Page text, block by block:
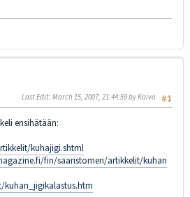
#1
Last Edit: March 15, 2007, 21:44:59 by Kaivo
ensihätään:
kuhajigi.shtml
fin/saaristomeri/artikkelit/kuhan